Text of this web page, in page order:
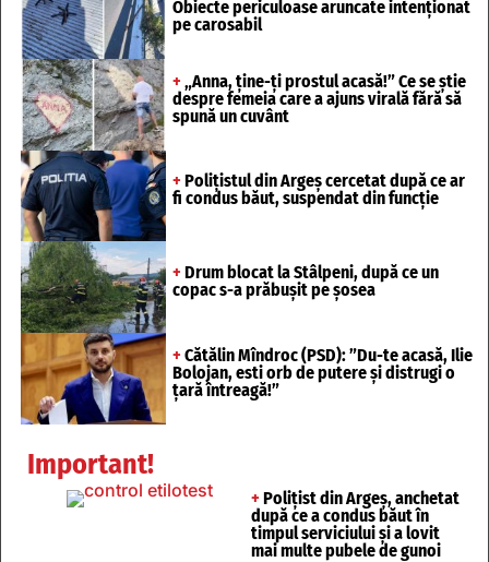
Obiecte periculoase aruncate intenționat
pe carosabil
+ „Anna, ține-ți prostul acasă!” Ce se știe
despre femeia care a ajuns virală fără să
spună un cuvânt
+ Polițistul din Argeș cercetat după ce ar
fi condus băut, suspendat din funcție
+ Drum blocat la Stâlpeni, după ce un
copac s-a prăbușit pe șosea
+ Cătălin Mîndroc (PSD): ”Du-te acasă, Ilie
Bolojan, esti orb de putere și distrugi o
țară întreagă!”
Important!
+ Polițist din Argeș, anchetat
după ce a condus băut în
timpul serviciului și a lovit
mai multe pubele de gunoi